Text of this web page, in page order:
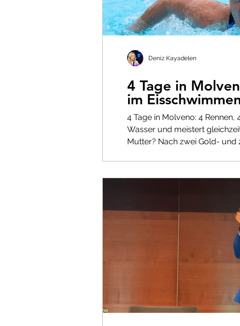
4 Tage in
im
4 Tage in Molveno: 4 Rennen,
Wasser und meistert
Mutter? Nach zwei Gold- und
mich von der Angst in die
Deniz Kayadelen